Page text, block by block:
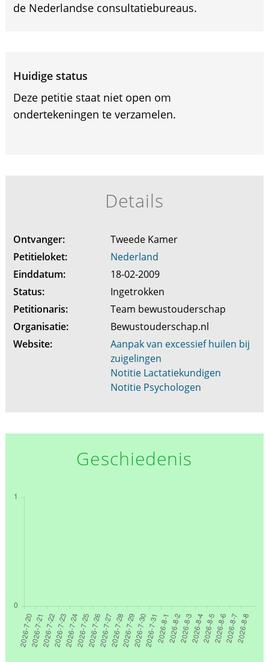
de Nederlandse consultatiebureaus.
Huidige status
Deze petitie staat niet open om
ondertekeningen te verzamelen.
Details
Ontvanger:
Tweede Kamer
Petitieloket:
Nederland
Einddatum:
18-02-2009
Status:
Ingetrokken
Petitionaris:
Team bewustouderschap
Organisatie:
Bewustouderschap.nl
Website:
Aanpak van excessief huilen bij
zuigelingen
Notitie Lactatiekundigen
Notitie Psychologen
Geschiedenis